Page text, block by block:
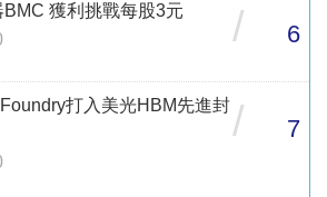
獲利挑戰每股3元
/ 6
打入美光HBM先進封/ 7